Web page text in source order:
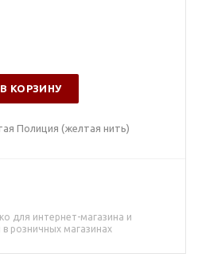
В КОРЗИНУ
Полиция (желтая нить)
для интернет-магазина и
розничных магазинах